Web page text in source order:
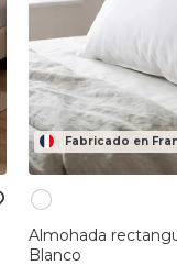
Fabricado en
Almohada
Blanco